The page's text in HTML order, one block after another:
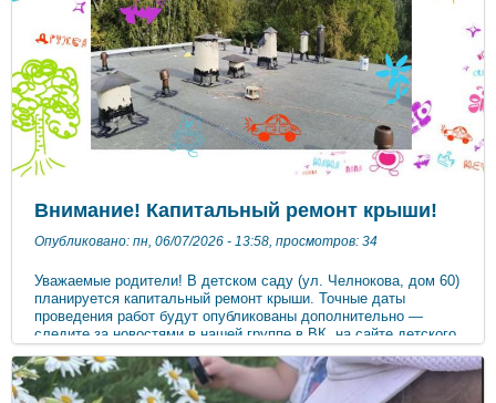
Внимание! Капитальный ремонт крыши!
Опубликовано: пн, 06/07/2026 - 13:58, просмотров: 34
Уважаемые родители! В детском саду (ул. Челнокова, дом 60)
планируется капитальный ремонт крыши. Точные даты
проведения работ будут опубликованы дополнительно —
следите за новостями в нашей группе в ВК, на сайте детского